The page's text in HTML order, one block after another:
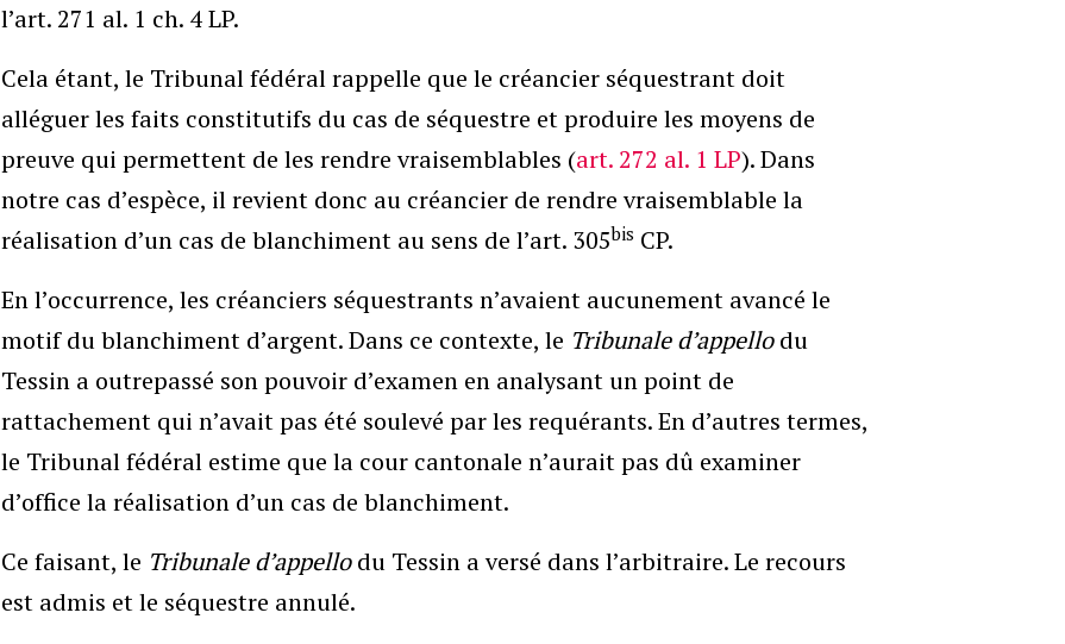
l’art. 271 al. 1 ch. 4 LP.
Cela étant, le Tribunal fédéral rappelle que le créancier séquestrant doit
alléguer les faits constitutifs du cas de séquestre et produire les moyens de
preuve qui permettent de les rendre vraisemblables (art. 272 al. 1 LP). Dans
notre cas d’espèce, il revient donc au créancier de rendre vraisemblable la
réalisation d’un cas de blanchiment au sens de l’art. 305bis CP.
En l’occurrence, les créanciers séquestrants n’avaient aucunement avancé le
motif du blanchiment d’argent. Dans ce contexte, le Tribunale d’appellodu
Tessin a outrepassé son pouvoir d’examen en analysant un point de
rattachement qui n’avait pas été soulevé par les requérants. En d’autres termes,
le Tribunal fédéral estime que la cour cantonale n’aurait pas dû examiner
d’office la réalisation d’un cas de blanchiment.
Ce faisant, le Tribunale d’appellodu Tessin a versé dans l’arbitraire. Le recours
est admis et le séquestre annulé.